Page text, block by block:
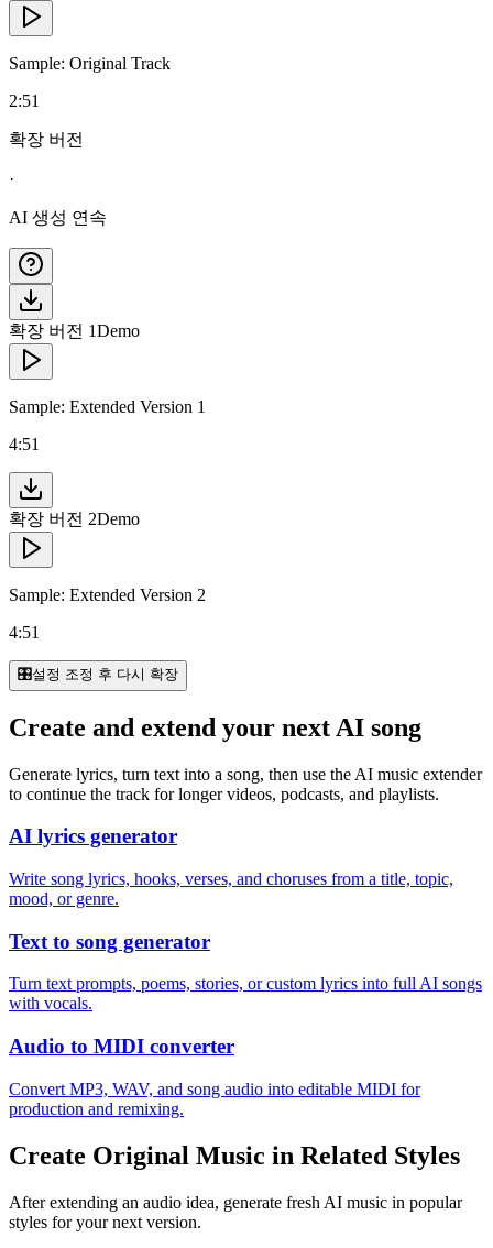
Sample: Original Track
2:51
확장 버전
·
AI 생성 연속
확장 버전 1Demo
Sample: Extended Version 1
4:51
확장 버전 2Demo
Sample: Extended Version 2
4:51
🎛️설정 조정 후 다시 확장
Create and extend your next AI song
Generate lyrics, turn text into a song, then use the AI music extender
to continue the track for longer videos, podcasts, and playlists.
AI lyrics generator
Write song lyrics, hooks, verses, and choruses from a title, topic,
mood, or genre.
Text to song generator
Turn text prompts, poems, stories, or custom lyrics into full AI songs
with vocals.
Audio to MIDI converter
Convert MP3, WAV, and song audio into editable MIDI for
production and remixing.
Create Original Music in Related Styles
After extending an audio idea, generate fresh AI music in popular
styles for your next version.